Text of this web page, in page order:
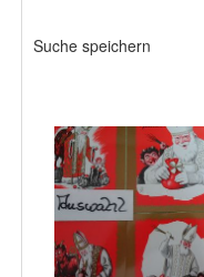
Suche speichern